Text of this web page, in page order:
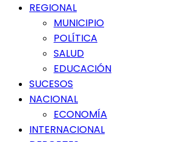
REGIONAL
MUNICIPIO
POLÍTICA
SALUD
EDUCACIÓN
SUCESOS
NACIONAL
ECONOMÍA
INTERNACIONAL